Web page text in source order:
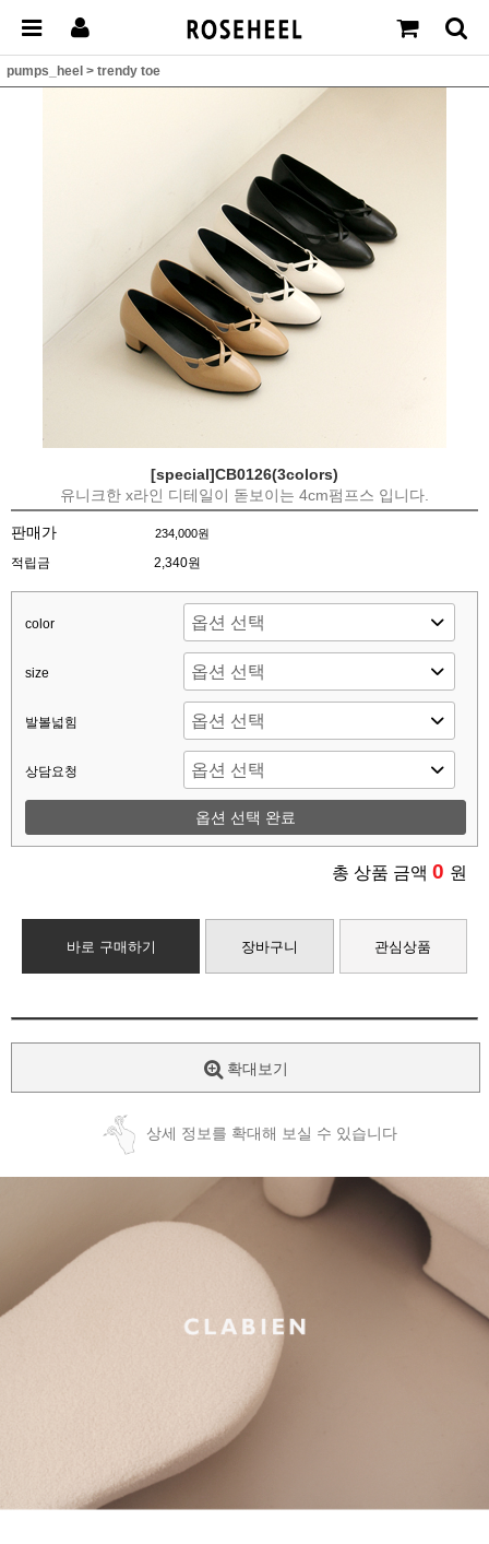
pumps_heel > trendy toe
[special]CB0126(3colors)
유니크한 x라인 디테일이 돋보이는 4cm펌프스 입니다.
판매가 234,000원
적립금 2,340원
color
size
발볼넓힘
상담요청
옵션 선택 완료
총 상품 금액 0 원
바로 구매하기 장바구니 관심상품
확대보기
상세 정보를 확대해 보실 수 있습니다